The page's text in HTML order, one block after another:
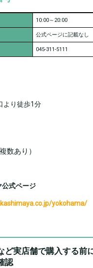
10:00～20:00
公式ページに記載なし
045-311-5111
より徒歩1分
数あり）
公式ページ
yokohama/
ど実店舗で購入する前
認